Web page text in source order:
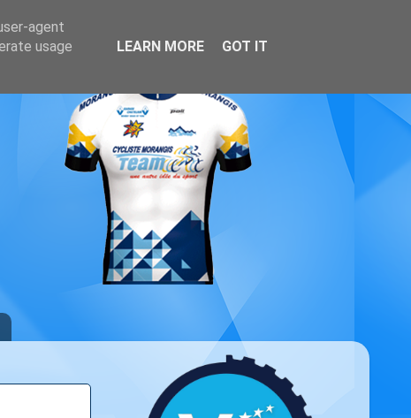
agent
usage
LEARN MORE GOT IT